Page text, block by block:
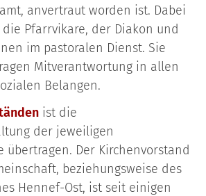
anvertraut worden ist. Dabei
Pfarrvikare, der Diakon und
im pastoralen Dienst. Sie
Mitverantwortung in allen
Belangen.
ist die
der jeweiligen
übertragen. Der Kirchenvorstand
beziehungsweise des
Hennef-Ost, ist seit einigen